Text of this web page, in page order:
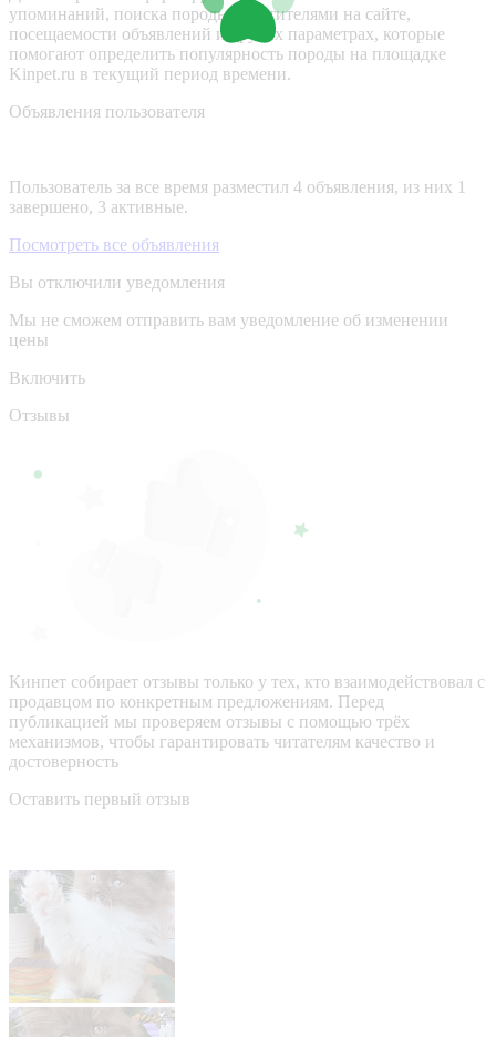
упоминаний, поиска породы посетителями на сайте,
посещаемости объявлений и других параметрах, которые
помогают определить популярность породы на площадке
Kinpet.ru в текущий период времени.
Объявления пользователя
Пользователь за все время разместил 4 объявления, из них 1
завершено, 3 активные.
Посмотреть все объявления
Вы отключили уведомления
Мы не сможем отправить вам уведомление об изменении
цены
Включить
Отзывы
Кинпет собирает отзывы только у тех, кто взаимодействовал с
продавцом по конкретным предложениям. Перед
публикацией мы проверяем отзывы с помощью трёх
механизмов, чтобы гарантировать читателям качество и
достоверность
Оставить первый отзыв